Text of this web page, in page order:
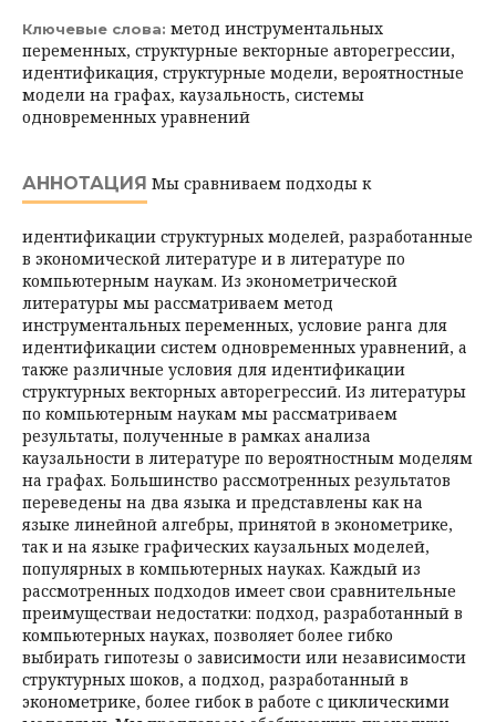
Ключевые слова: метод инструментальных
переменных, структурные векторные авторегрессии,
идентификация, структурные модели, вероятностные
модели на графах, каузальность, системы
одновременных уравнений
АННОТАЦИЯ Мы сравниваем подходы к
идентификации структурных моделей, разработанные
в экономической литературе и в литературе по
компьютерным наукам. Из эконометрической
литературы мы рассматриваем метод
инструментальных переменных, условие ранга для
идентификации систем одновременных уравнений, а
также различные условия для идентификации
структурных векторных авторегрессий. Из литературы
по компьютерным наукам мы рассматриваем
результаты, полученные в рамках анализа
каузальности в литературе по вероятностным моделям
на графах. Большинство рассмотренных результатов
переведены на два языка и представлены как на
языке линейной алгебры, принятой в эконометрике,
так и на языке графических каузальных моделей,
популярных в компьютерных науках. Каждый из
рассмотренных подходов имеет свои сравнительные
преимуществаи недостатки: подход, разработанный в
компьютерных науках, позволяет более гибко
выбирать гипотезы о зависимости или независимости
структурных шоков, а подход, разработанный в
эконометрике, более гибок в работе с циклическими